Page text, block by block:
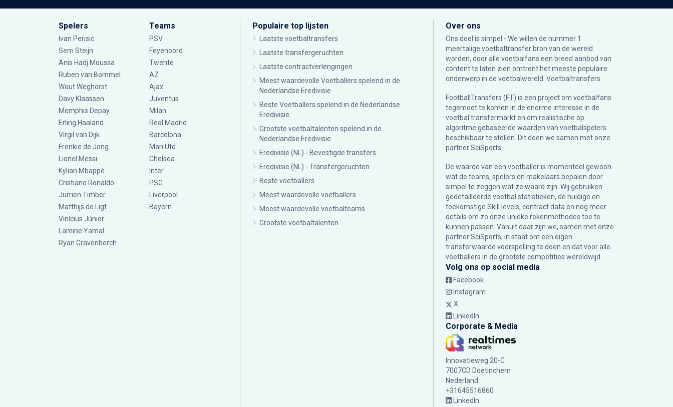
Spelers
Ivan Perisic
Sem Steijn
Anis Hadj Moussa
Ruben van Bommel
Wout Weghorst
Davy Klaassen
Memphis Depay
Erling Haaland
Virgil van Dijk
Frenkie de Jong
Lionel Messi
Kylian Mbappé
Cristiano Ronaldo
Jurriën Timber
Matthijs de Ligt
Vinícius Júnior
Lamine Yamal
Ryan Gravenberch
Teams
PSV
Feyenoord
Twente
AZ
Ajax
Juventus
Milan
Real Madrid
Barcelona
Man Utd
Chelsea
Inter
PSG
Liverpool
Bayern
Populaire top lijsten
Laatste voetbaltransfers
Laatste transfergeruchten
Laatste contractverlengingen
Meest waardevolle Voetballers spelend in de
Nederlandse Eredivisie
Beste Voetballers spelend in de Nederlandse
Eredivisie
Grootste voetbaltalenten spelend in de
Nederlandse Eredivisie
Eredivisie (NL) - Bevestigde transfers
Eredivisie (NL) - Transfergeruchten
Beste voetballers
Meest waardevolle voetballers
Meest waardevolle voetbalteams
Grootste voetbaltalenten
Over ons
Ons doel is simpel - We willen de nummer 1
meertalige voetbaltransfer bron van de wereld
worden, door alle voetbalfans een breed aanbod van
content te laten zien omtrent het meeste populaire
onderwerp in de voetbalwereld: Voetbaltransfers.
FootballTransfers (FT) is een project om voetbalfans
tegemoet te komen in de enorme interesse in de
voetbal transfermarkt en om realistische op
algoritme gebaseerde waarden van voetbalspelers
beschikbaar te stellen. Dit doen we samen met onze
partnerSciSports
De waarde van een voetballer is momenteel gewoon
wat de teams, spelers en makelaars bepalen door
simpel te zeggen wat ze waard zijn. Wij gebruiken
gedetailleerde voetbal statistieken, de huidige en
toekomstige Skill levels, contract data en nog meer
details om zo onze unieke rekenmethodes toe te
kunnen passen. Vanuit daar zijn we, samen met onze
partner SciSports, in staat om een eigen
transferwaarde voorspelling te doen en dat voor alle
voetballers in de grootste competities wereldwijd.
Volg ons op social media
Facebook
Instagram
X
LinkedIn
Corporate & Media
Innovatieweg 20-C
7007CD Doetinchem
Nederland
+31645516860
LinkedIn